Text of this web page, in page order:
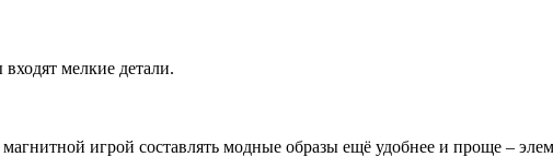
мелкие детали.
игрой составлять модные образы ещё удобнее и проще –